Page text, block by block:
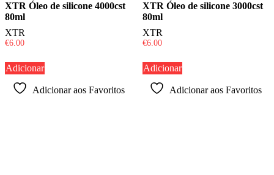
XTR Óleo de silicone 4000cst
80ml
XTR
€6.00
Adicionar
Adicionar aos Favoritos
XTR Óleo de silicone 3000cst
80ml
XTR
€6.00
Adicionar
Adicionar aos Favoritos